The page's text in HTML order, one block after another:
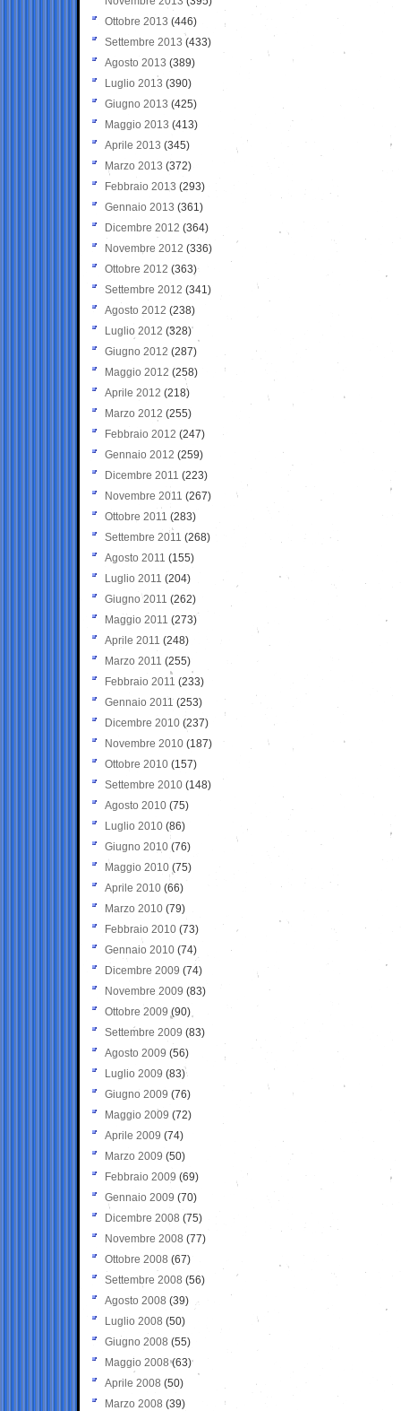
Ottobre 2013 (446)
Settembre 2013 (433)
Agosto 2013 (389)
Luglio 2013 (390)
Giugno 2013 (425)
Maggio 2013 (413)
Aprile 2013 (345)
Marzo 2013 (372)
Febbraio 2013 (293)
Gennaio 2013 (361)
Dicembre 2012 (364)
Novembre 2012 (336)
Ottobre 2012 (363)
Settembre 2012 (341)
Agosto 2012 (238)
Luglio 2012 (328)
Giugno 2012 (287)
Maggio 2012 (258)
Aprile 2012 (218)
Marzo 2012 (255)
Febbraio 2012 (247)
Gennaio 2012 (259)
Dicembre 2011 (223)
Novembre 2011 (267)
Ottobre 2011 (283)
Settembre 2011 (268)
Agosto 2011 (155)
Luglio 2011 (204)
Giugno 2011 (262)
Maggio 2011 (273)
Aprile 2011 (248)
Marzo 2011 (255)
Febbraio 2011 (233)
Gennaio 2011 (253)
Dicembre 2010 (237)
Novembre 2010 (187)
Ottobre 2010 (157)
Settembre 2010 (148)
Agosto 2010 (75)
Luglio 2010 (86)
Giugno 2010 (76)
Maggio 2010 (75)
Aprile 2010 (66)
Marzo 2010 (79)
Febbraio 2010 (73)
Gennaio 2010 (74)
Dicembre 2009 (74)
Novembre 2009 (83)
Ottobre 2009 (90)
Settembre 2009 (83)
Agosto 2009 (56)
Luglio 2009 (83)
Giugno 2009 (76)
Maggio 2009 (72)
Aprile 2009 (74)
Marzo 2009 (50)
Febbraio 2009 (69)
Gennaio 2009 (70)
Dicembre 2008 (75)
Novembre 2008 (77)
Ottobre 2008 (67)
Settembre 2008 (56)
Agosto 2008 (39)
Luglio 2008 (50)
Giugno 2008 (55)
Maggio 2008(63)
Aprile 2008 (50)
Marzo 2008 (39)